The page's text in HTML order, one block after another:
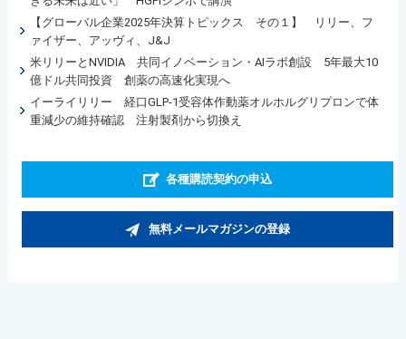
【グローバル企業2025年決算トピックス その１】 リリー、フ
ァイザー、アッヴィ、J&J
米リリーとNVIDIA 共同イノベーション・AIラボ創設 5年最大10
億ドル共同投資 創薬の高速化実現へ
イーライリリー 経口GLP-1受容体作動薬オルホルグリプロンで体
重減少の維持確認 注射製剤から切換え
各種購読契約の申込
無料メールマガジンの登録